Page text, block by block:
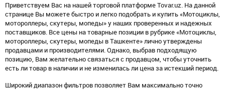
Приветствуем Вас на нашей торговой платформе Tovar.uz. На данной
странице Вы можете быстро и легко подобрать и купить «Мотоциклы,
мотороллеры, скутеры, мопеды» у наших проверенных и надежных
поставщиков. Все цены на товарные позиции в рубрике «Мотоциклы,
мотороллеры, скутеры, мопеды в Ташкенте» лично утверждены
продавцами и производителями. Однако, выбрав подходящую
позицию, Вам желательно связаться с продавцом, чтобы уточнить
есть ли товар в наличии и не изменилась ли цена за истекший период.
Широкий диапазон фильтров позволяет Вам максимально точно